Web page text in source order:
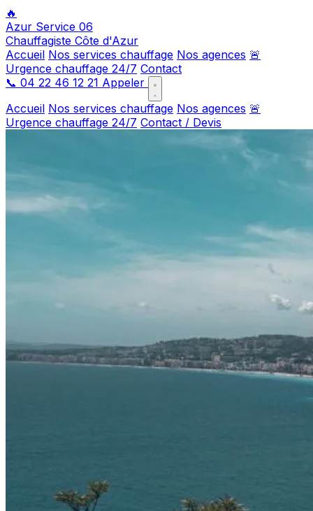
🔥
Azur Service 06
Chauffagiste Côte d'Azur
Accueil Nos services chauffage Nos agences 🚨
Urgence chauffage 24/7 Contact
📞 04 22 46 12 21 Appeler
Accueil Nos services chauffage Nos agences 🚨
Urgence chauffage 24/7 Contact / Devis